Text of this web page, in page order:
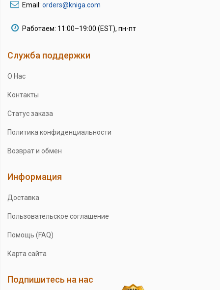
Email: orders@kniga.com
Работаем: 11:00–19:00 (EST), пн-пт
Служба поддержки
О Нас
Контакты
Статус заказа
Политика конфиденциальности
Возврат и обмен
Информация
Доставка
Пользовательское соглашение
Помощь (FAQ)
Карта сайта
Подпишитесь на нас